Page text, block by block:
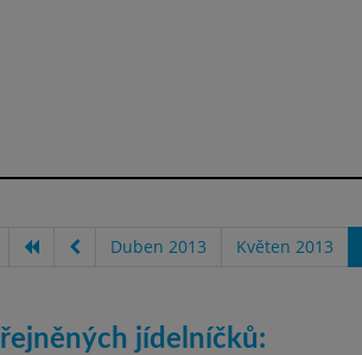
Duben 2013 Květen 2013
jídelníčků: